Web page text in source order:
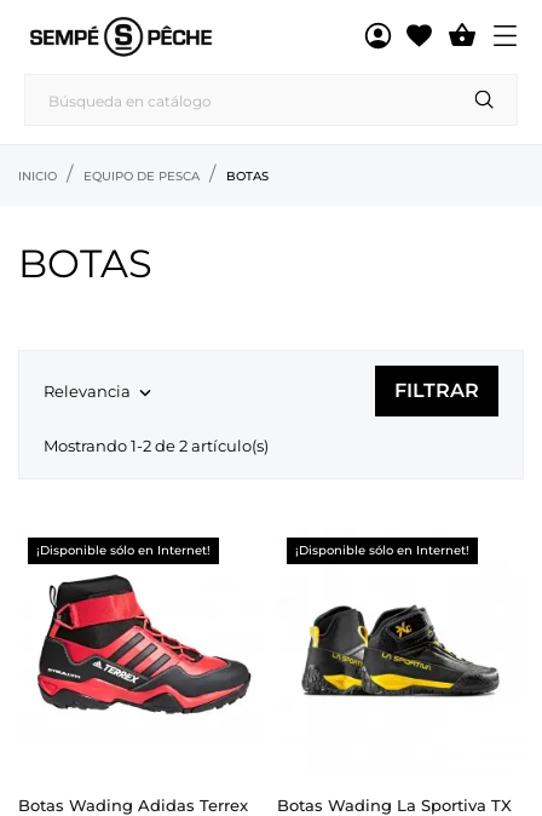

INICIO EQUIPO DE PESCA BOTAS
BOTAS
Relevancia  FILTRAR
Mostrando 1-2 de 2 artículo(s)
Botas Wading Adidas Terrex
¡Disponible sólo en Internet!
Botas Wading La Sportiva TX
¡Disponible sólo en Internet!